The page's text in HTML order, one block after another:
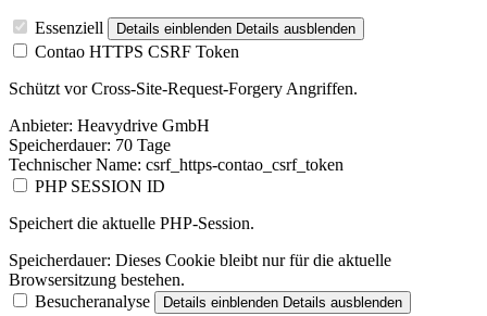
Essenziell Details einblenden Details ausblenden
Contao HTTPS CSRF Token
Schützt vor Cross-Site-Request-Forgery Angriffen.
Anbieter: Heavydrive GmbH
Speicherdauer: 70 Tage
Technischer Name: csrf_https-contao_csrf_token
PHP SESSION ID
Speichert die aktuelle PHP-Session.
Speicherdauer: Dieses Cookie bleibt nur für die aktuelle
Browsersitzung bestehen.
Besucheranalyse
Details einblenden Details ausblenden